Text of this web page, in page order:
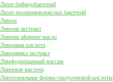
Лизат бифидобактерий
Лизат пропионовокислых бактерий
Лимон
Лимона экстракт
Лимона эфирное масло
Лимонная кислота
Лимонника экстракт
Лимфодренажный массаж
Липоевая кислота
Липосомальная форма гиалуроновой кислоты